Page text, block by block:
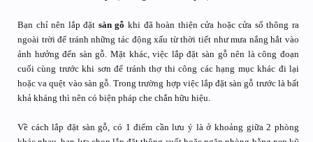
Bạn chỉ nên lắp đặt sàn gỗ khi đã hoàn thiện cửa hoặc cửa sổ thông ra
ngoài trời để tránh những tác động xấu từ thời tiết như mưa nắng hắt vào
ảnh hưởng đến sàn gỗ. Mặt khác, việc lắp đặt sàn gỗ nên là công đoạn
cuối cùng trước khi sơn để tránh thợ thi công các hạng mục khác đi lại
hoặc va quệt vào sàn gỗ. Trong trường hợp việc lắp đặt sàn gỗ trước là bất
khả kháng thì nên có biện pháp che chắn hữu hiệu.
Về cách lắp đặt sàn gỗ, có 1 điểm cần lưu ý là ở khoảng giữa 2 phòng